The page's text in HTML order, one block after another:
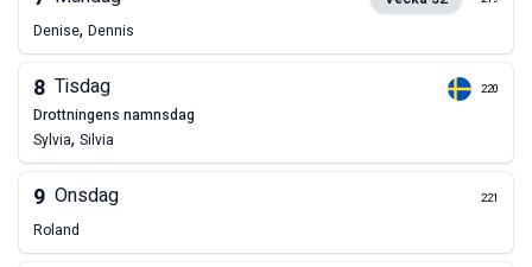
Denise, Dennis
8 Tisdag 220
drottningens namnsdag
Sylvia, Silvia
9 Onsdag 221
Roland